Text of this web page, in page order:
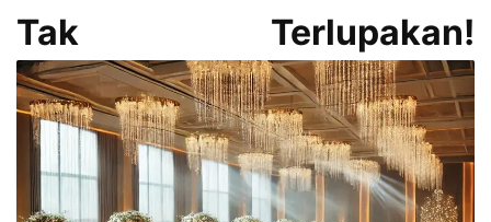
Tak Terlupakan!